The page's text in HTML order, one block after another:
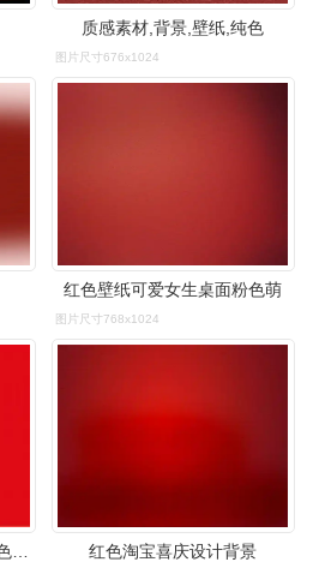
质感素材,背景,壁纸,纯色
图片尺寸676x1024
红色壁纸可爱女生桌面粉色萌
图片尺寸768x1024
红色淘宝喜庆设计背景